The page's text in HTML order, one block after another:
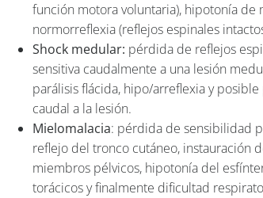
función motora voluntaria), hipotonía de
normorreflexia (reflejos espinales
Shock medular: pérdida de reflejos
sensitiva caudalmente a una lesión
parálisis flácida, hipo/arreflexia y
caudal a la lesión.
Mielomalacia: pérdida de sensibilidad
reflejo del tronco cutáneo, instauración
miembros pélvicos, hipotonía del
torácicos y finalmente dificultad